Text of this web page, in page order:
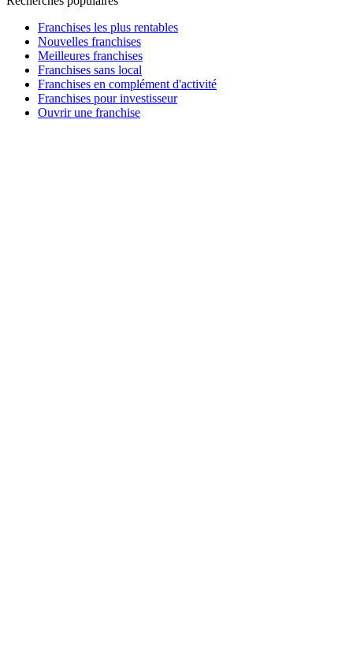
Franchises les plus rentables
Nouvelles franchises
Meilleures franchises
Franchises sans local
Franchises en complément d'activité
Franchises pour investisseur
Ouvrir une franchise